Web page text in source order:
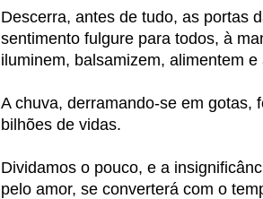
Descerra, antes de tudo, as portas
sentimento fulgure para todos, à
iluminem, balsamizem, alimentem e
A chuva, derramando-se em gotas,
bilhões de vidas.
Dividamos o pouco, e a
pelo amor, se converterá com o